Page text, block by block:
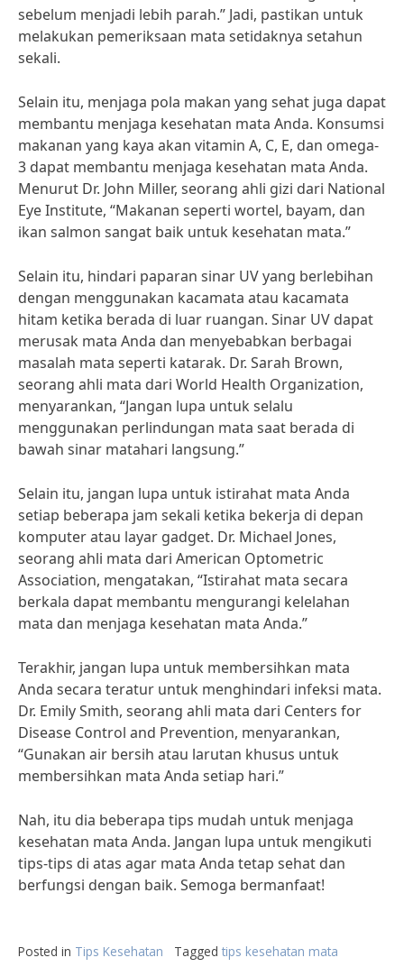
sebelum menjadi lebih parah.” Jadi, pastikan untuk
melakukan pemeriksaan mata setidaknya setahun
sekali.
Selain itu, menjaga pola makan yang sehat juga dapat
membantu menjaga kesehatan mata Anda. Konsumsi
makanan yang kaya akan vitamin A, C, E, dan omega-
3 dapat membantu menjaga kesehatan mata Anda.
Menurut Dr. John Miller, seorang ahli gizi dari National
Eye Institute, “Makanan seperti wortel, bayam, dan
ikan salmon sangat baik untuk kesehatan mata.”
Selain itu, hindari paparan sinar UV yang berlebihan
dengan menggunakan kacamata atau kacamata
hitam ketika berada di luar ruangan. Sinar UV dapat
merusak mata Anda dan menyebabkan berbagai
masalah mata seperti katarak. Dr. Sarah Brown,
seorang ahli mata dari World Health Organization,
menyarankan, “Jangan lupa untuk selalu
menggunakan perlindungan mata saat berada di
bawah sinar matahari langsung.”
Selain itu, jangan lupa untuk istirahat mata Anda
setiap beberapa jam sekali ketika bekerja di depan
komputer atau layar gadget. Dr. Michael Jones,
seorang ahli mata dari American Optometric
Association, mengatakan, “Istirahat mata secara
berkala dapat membantu mengurangi kelelahan
mata dan menjaga kesehatan mata Anda.”
Terakhir, jangan lupa untuk membersihkan mata
Anda secara teratur untuk menghindari infeksi mata.
Dr. Emily Smith, seorang ahli mata dari Centers for
Disease Control and Prevention, menyarankan,
“Gunakan air bersih atau larutan khusus untuk
membersihkan mata Anda setiap hari.”
Nah, itu dia beberapa tips mudah untuk menjaga
kesehatan mata Anda. Jangan lupa untuk mengikuti
tips-tips di atas agar mata Anda tetap sehat dan
berfungsi dengan baik. Semoga bermanfaat!
Posted in Tips Kesehatan Tagged tips kesehatan mata